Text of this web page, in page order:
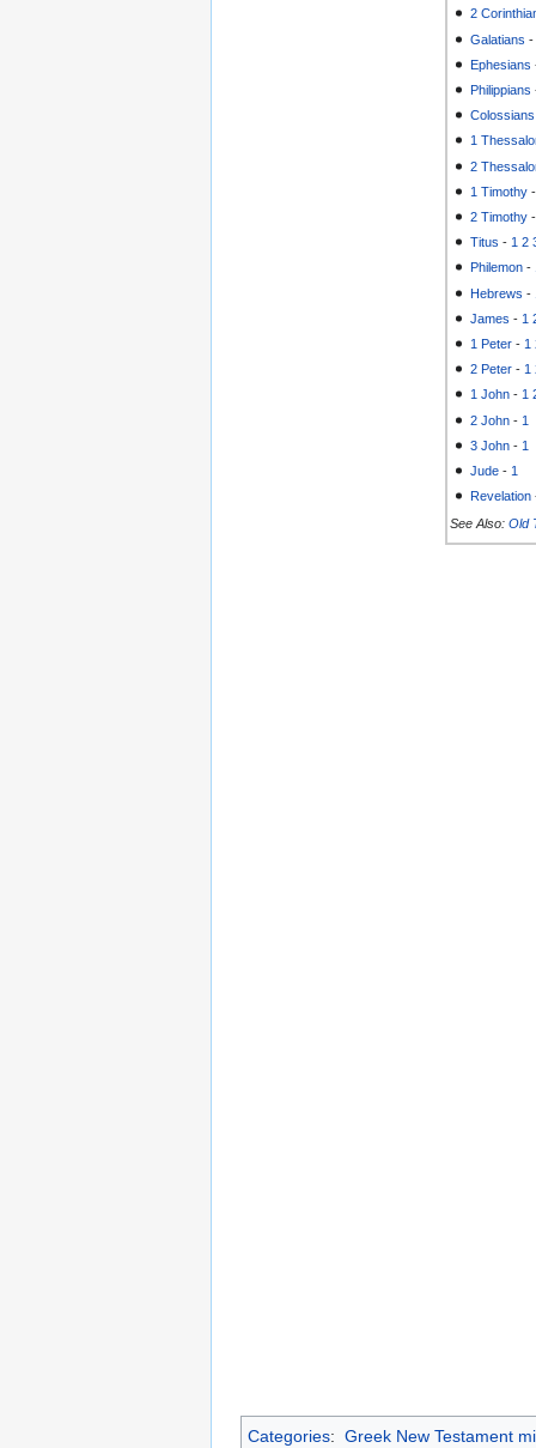
2
Galatians
Ephesians
Philippians
Colossians
1
2
1 Timothy
2 Timothy
Titus - 1 2
Philemon -
Hebrews -
James - 1
1 Peter - 1
2 Peter - 1
1 John - 1
2 John - 1
3 John - 1
Jude - 1
Revelation
See Also: Old
Categories: Greek New Testament